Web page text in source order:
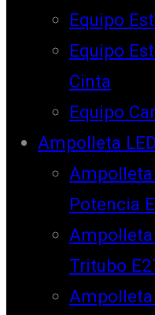
Equipo
Equipo
Cinta
Equipo
Ampolleta LED
Ampolleta
Potencia
Ampolleta
Tritubo
Ampolleta